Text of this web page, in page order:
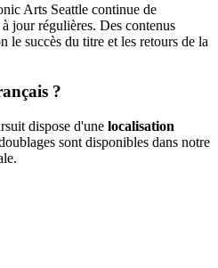
Arts Seattle continue de
jour régulières. Des contenus
le succès du titre et les retours de la
?
dispose d'une localisation
sont disponibles dans notre